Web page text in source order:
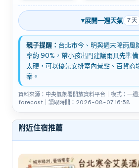
▾展開一週天氣 7 天
親子提醒： 台北市今、明與週末降雨風
率約 90%，帶小孩出門建議雨具先準
太硬，可以優先安排室內景點、百貨商
案。
資料來源：中央氣象署開放資料平台｜模式：一
forecast｜讀取時間：2026-08-07 16:58
附近住宿推薦